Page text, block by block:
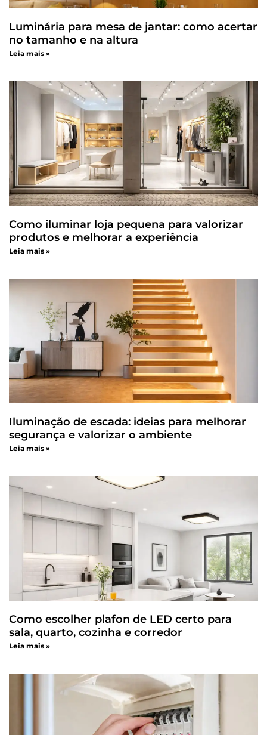
Luminária para mesa de jantar: como acertar
no tamanho e na altura
Leia mais »
Como iluminar loja pequena para valorizar
produtos e melhorar a experiência
Leia mais »
Iluminação de escada: ideias para melhorar
segurança e valorizar o ambiente
Leia mais »
Como escolher plafon de LED certo para
sala, quarto, cozinha e corredor
Leia mais »